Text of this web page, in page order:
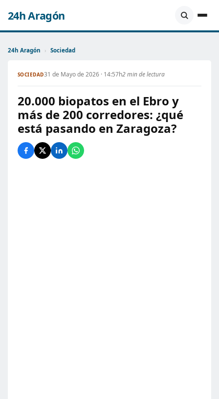
24h Aragón
24h Aragón › Sociedad
SOCIEDAD31 de Mayo de 2026 · 14:57h2 min de lectura
20.000 biopatos en el Ebro y
más de 200 corredores: ¿qué
está pasando en Zaragoza?